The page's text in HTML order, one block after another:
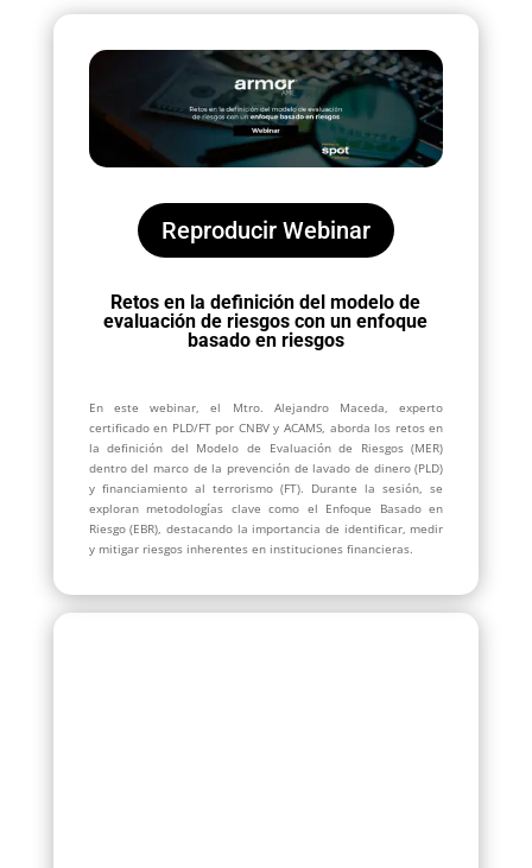
Reproducir Webinar
Retos en la definición del modelo de
evaluación de riesgos con un enfoque
basado en riesgos
En este webinar, el Mtro. Alejandro Maceda, experto
certificado en PLD/FT por CNBV y ACAMS, aborda los retos en
la definición del Modelo de Evaluación de Riesgos (MER)
dentro del marco de la prevención de lavado de dinero (PLD)
y financiamiento al terrorismo (FT). Durante la sesión, se
exploran metodologías clave como el Enfoque Basado en
Riesgo (EBR), destacando la importancia de identificar, medir
y mitigar riesgos inherentes en instituciones financieras.